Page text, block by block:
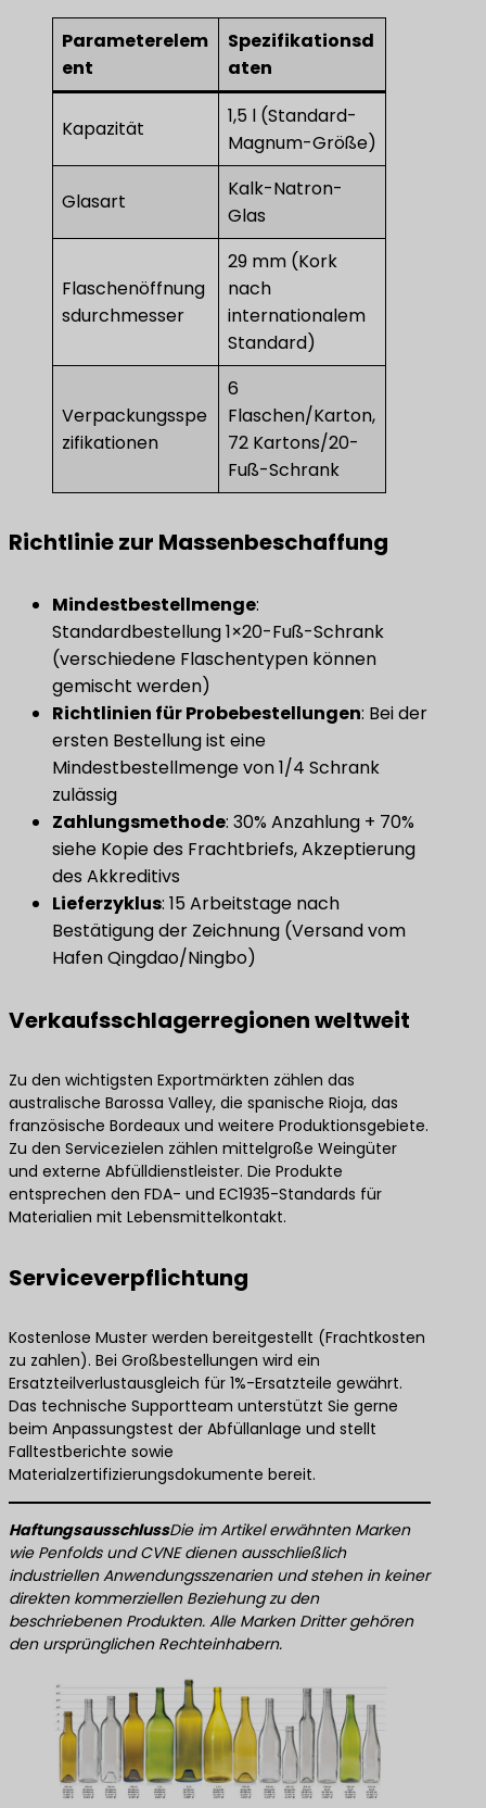
Parameterelem
ent
Spezifikationsd
aten
Kapazität
1,5 l (Standard-
Magnum-Größe)
Glasart
Kalk-Natron-
Glas
Flaschenöffnung
sdurchmesser
29 mm (Kork
nach
internationalem
Standard)
Verpackungsspe
zifikationen
6
Flaschen/Karton,
72 Kartons/20-
Fuß-Schrank
Richtlinie zur Massenbeschaffung
Mindestbestellmenge​:
Standardbestellung 1×20-Fuß-Schrank
(verschiedene Flaschentypen können
gemischt werden)
​Richtlinien für Probebestellungen​​: Bei der
ersten Bestellung ist eine
Mindestbestellmenge von 1/4 Schrank
zulässig
Zahlungsmethode​: 30% Anzahlung + 70%
siehe Kopie des Frachtbriefs, Akzeptierung
des Akkreditivs
Lieferzyklus​: 15 Arbeitstage nach
Bestätigung der Zeichnung (Versand vom
Hafen Qingdao/Ningbo)
Verkaufsschlagerregionen weltweit
Zu den wichtigsten Exportmärkten zählen das
australische Barossa Valley, die spanische Rioja, das
französische Bordeaux und weitere Produktionsgebiete.
Zu den Servicezielen zählen mittelgroße Weingüter
und externe Abfülldienstleister. Die Produkte
entsprechen den FDA- und EC1935-Standards für
Materialien mit Lebensmittelkontakt.
Serviceverpflichtung
Kostenlose Muster werden bereitgestellt (Frachtkosten
zu zahlen). Bei Großbestellungen wird ein
Ersatzteilverlustausgleich für 1%-Ersatzteile gewährt.
Das technische Supportteam unterstützt Sie gerne
beim Anpassungstest der Abfüllanlage und stellt
Falltestberichte sowie
Materialzertifizierungsdokumente bereit.
HaftungsausschlussDie im Artikel erwähnten Marken
wie Penfolds und CVNE dienen ausschließlich
industriellen Anwendungsszenarien und stehen in keiner
direkten kommerziellen Beziehung zu den
beschriebenen Produkten. Alle Marken Dritter gehören
den ursprünglichen Rechteinhabern.